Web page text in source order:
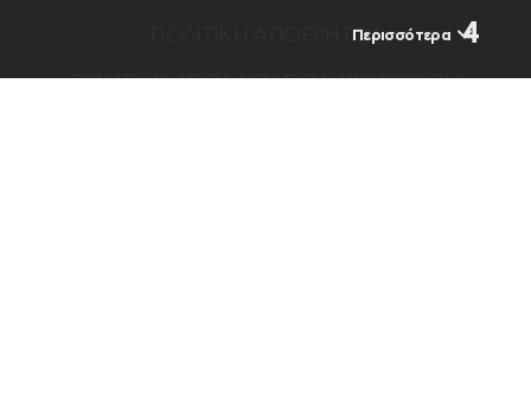
Περισσότερα
ΠΟΛΙΤΙΚΉ ΑΠΟΡΡΉΤΟΥ
ΠΟΛΙΤΙΚΉ ΑΣΦΆΛΕΙΑΣ ΠΛΗΡΟΦΟΡΙΏΝ